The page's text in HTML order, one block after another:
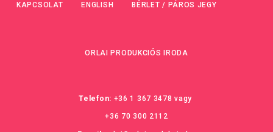
KAPCSOLAT ENGLISH BÉRLET / PÁROS JEGY
ORLAI PRODUKCIÓS IRODA
Telefon: +36 1 367 3478 vagy
+36 70 300 2112